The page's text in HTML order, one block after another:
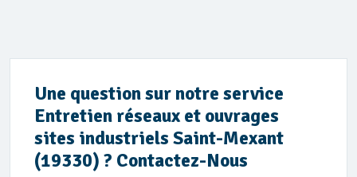
Une question sur notre service
Entretien réseaux et ouvrages
sites industriels Saint-Mexant
(19330) ? Contactez-Nous